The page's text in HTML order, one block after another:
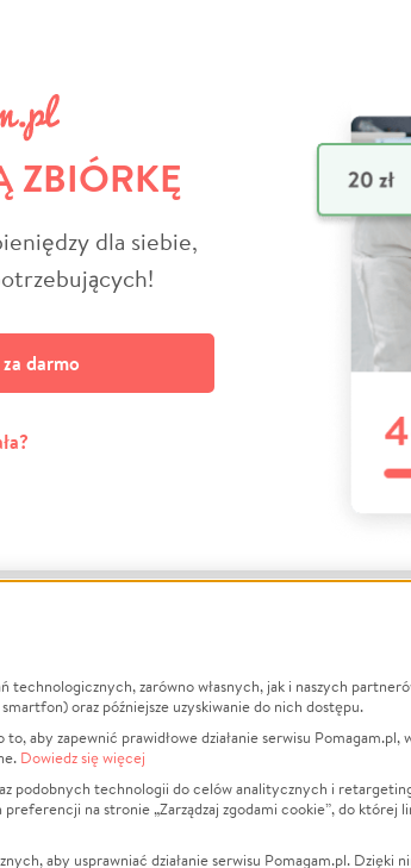
ZBIÓRKĘ
dla siebie,
darmo
działa?
Prywatności
O nas
Opinie
Raporty
Za darmo
technologicznych, zarówno własnych, jak i naszych
oraz późniejsze uzyskiwanie do nich dostępu.
aby zapewnić prawidłowe działanie serwisu
Dowiedz się więcej
podobnych technologii do celów analitycznych i
na stronie „Zarządzaj zgodami cookie”, do której
aby usprawniać działanie serwisu Pomagam.pl. Dzięki